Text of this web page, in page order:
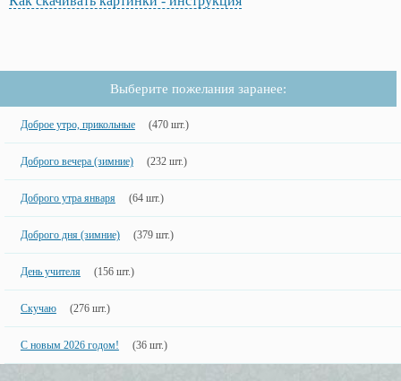
Выберите пожелания заранее:
Доброе утро, прикольные (470 шт.)
Доброго вечера (зимние) (232 шт.)
Доброго утра января (64 шт.)
Доброго дня (зимние) (379 шт.)
День учителя (156 шт.)
Скучаю (276 шт.)
С новым 2026 годом! (36 шт.)